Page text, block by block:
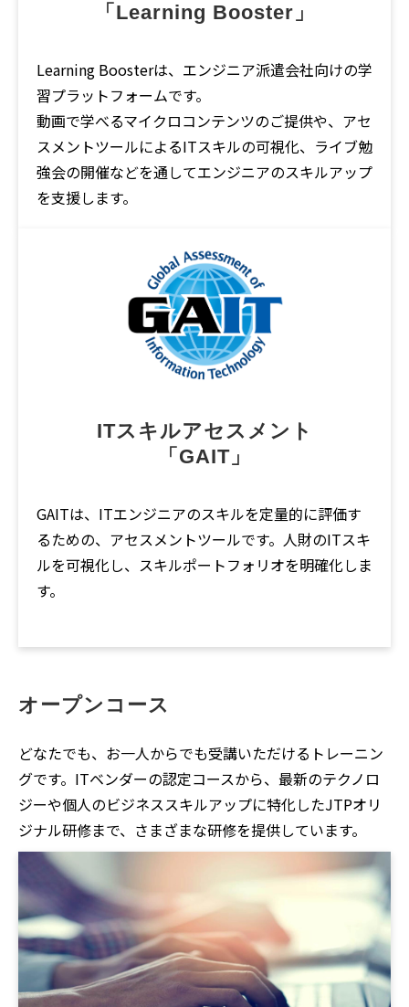
「Learning Booster」
Learning Boosterは、エンジニア派遣会社向けの学
習プラットフォームです。
動画で学べるマイクロコンテンツのご提供や、アセ
スメントツールによるITスキルの可視化、ライブ勉
強会の開催などを通してエンジニアのスキルアップ
を支援します。
ITスキルアセスメント
「GAIT」
GAITは、ITエンジニアのスキルを定量的に評価す
るための、アセスメントツールです。人財のITスキ
ルを可視化し、スキルポートフォリオを明確化しま
す。
オープンコース
どなたでも、お一人からでも受講いただけるトレーニン
グです。ITベンダーの認定コースから、最新のテクノロ
ジーや個人のビジネススキルアップに特化したJTPオリ
ジナル研修まで、さまざまな研修を提供しています。